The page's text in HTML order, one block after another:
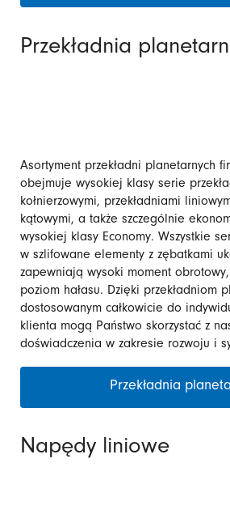
Przekładnia
Asortyment przekładni planetarnych
obejmuje wysokiej klasy serie
kołnierzowymi, przekładniami
kątowymi, a także szczególnie
wysokiej klasy Economy. Wszystkie
w szlifowane elementy z zębatkami
zapewniają wysoki moment
poziom hałasu. Dzięki przekładniom
dostosowanym całkowicie do
klienta mogą Państwo skorzystać z
doświadczenia w zakresie rozwoju i
Przekładnia
Napędy liniowe